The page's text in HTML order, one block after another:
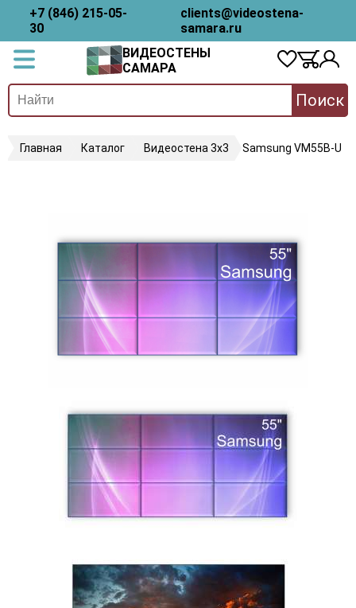
+7 (846) 215-05-
30
clients@videostena-
samara.ru
ВИДЕОСТЕНЫ
САМАРА
Поиск
Главная Каталог Видеостена 3х3 Samsung VM55B-U